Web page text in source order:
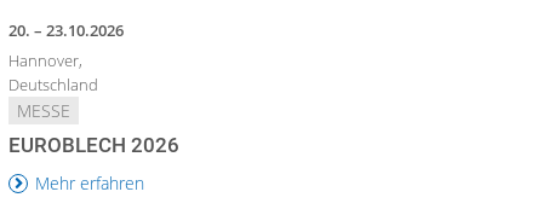
20. – 23.10.2026
Hannover,
Deutschland
MESSE
EUROBLECH 2026
Mehr erfahren